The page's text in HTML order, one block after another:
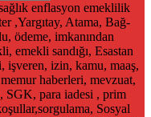
enflasyon emeklilik
,Yargıtay, Atama, Bağ-
ödeme, imkanından
sandığı, Esastan
işveren, izin, kamu, maaş,
haberleri, mevzuat,
SGK, para iadesi , prim
Sosyal